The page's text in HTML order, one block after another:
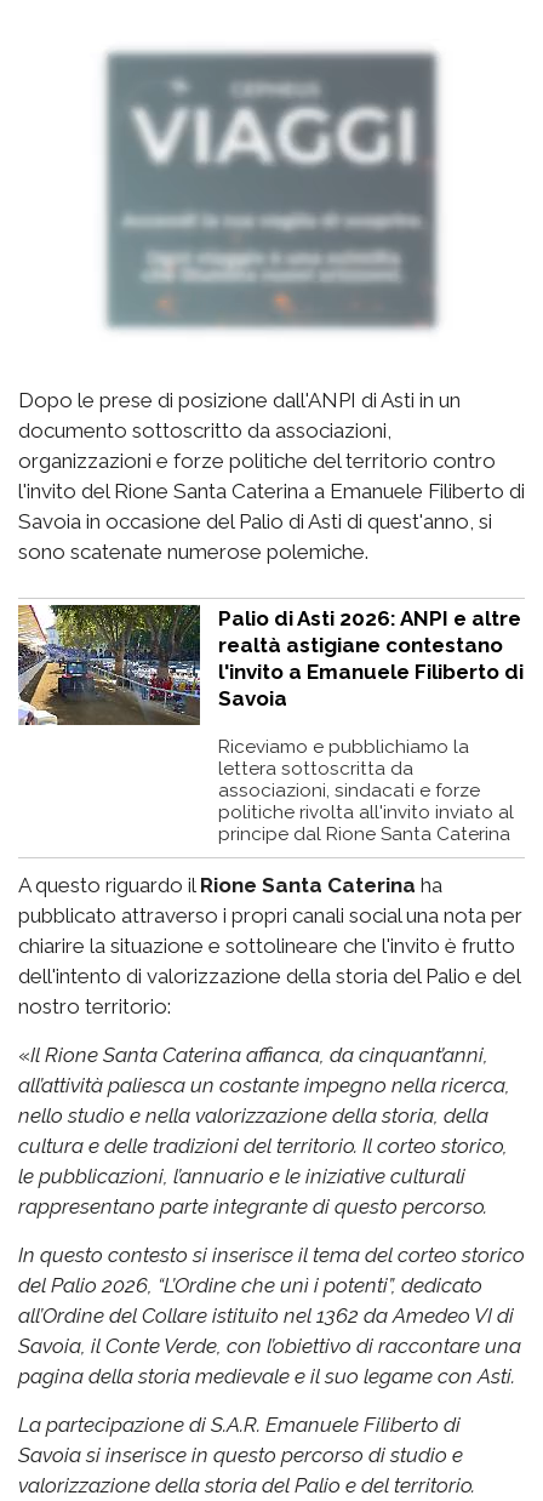
Dopo le prese di posizione dall'ANPI di Asti in un
documento sottoscritto da associazioni,
organizzazioni e forze politiche del territorio contro
l'invito del Rione Santa Caterina a Emanuele Filiberto di
Savoia in occasione del Palio di Asti di quest'anno, si
sono scatenate numerose polemiche.
Palio di Asti 2026: ANPI e altre
realtà astigiane contestano
l'invito a Emanuele Filiberto di
Savoia
Riceviamo e pubblichiamo la
lettera sottoscritta da
associazioni, sindacati e forze
politiche rivolta all'invito inviato al
principe dal Rione Santa Caterina
A questo riguardo il Rione Santa Caterina ha
pubblicato attraverso i propri canali social una nota per
chiarire la situazione e sottolineare che l'invito è frutto
dell'intento di valorizzazione della storia del Palio e del
nostro territorio:
«Il Rione Santa Caterina affianca, da cinquant’anni,
all’attività paliesca un costante impegno nella ricerca,
nello studio e nella valorizzazione della storia, della
cultura e delle tradizioni del territorio. Il corteo storico,
le pubblicazioni, l’annuario e le iniziative culturali
rappresentano parte integrante di questo percorso.
In questo contesto si inserisce il tema del corteo storico
del Palio 2026, “L’Ordine che unì i potenti”, dedicato
all’Ordine del Collare istituito nel 1362 da Amedeo VI di
Savoia, il Conte Verde, con l’obiettivo di raccontare una
pagina della storia medievale e il suo legame con Asti.
La partecipazione di S.A.R. Emanuele Filiberto di
Savoia si inserisce in questo percorso di studio e
valorizzazione della storia del Palio e del territorio.